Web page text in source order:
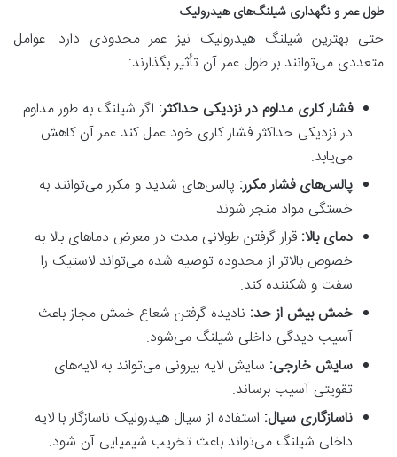
طول عمر و نگهداری شیلنگ‌های هیدرولیک
حتی بهترین شیلنگ هیدرولیک نیز عمر محدودی دارد. عوامل
متعددی می‌توانند بر طول عمر آن تأثیر بگذارند:
فشار کاری مداوم در نزدیکی حداکثر: اگر شیلنگ به طور مداوم
در نزدیکی حداکثر فشار کاری خود عمل کند عمر آن کاهش
می‌یابد.
پالس‌های فشار مکرر: پالس‌های شدید و مکرر می‌توانند به
خستگی مواد منجر شوند.
دمای بالا: قرار گرفتن طولانی مدت در معرض دماهای بالا به
خصوص بالاتر از محدوده توصیه شده می‌تواند لاستیک را
سفت و شکننده کند.
خمش بیش از حد: نادیده گرفتن شعاع خمش مجاز باعث
آسیب دیدگی داخلی شیلنگ می‌شود.
سایش خارجی: سایش لایه بیرونی می‌تواند به لایه‌های
تقویتی آسیب برساند.
ناسازگاری سیال: استفاده از سیال هیدرولیک ناسازگار با لایه
داخلی شیلنگ می‌تواند باعث تخریب شیمیایی آن شود.